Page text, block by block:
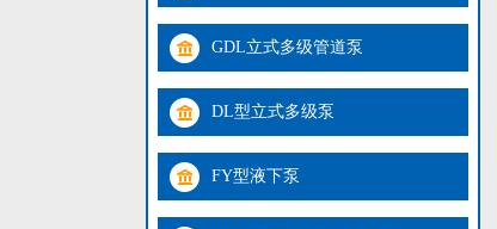
GDL立式多级管道泵
DL型立式多级泵
FY型液下泵